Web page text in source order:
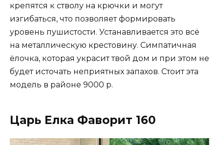
крепятся к стволу на крючки и могут
изгибаться, что позволяет формировать
уровень пушистости. Устанавливается это всё
на металлическую крестовину. Симпатичная
ёлочка, которая украсит твой дом и при этом не
будет источать неприятных запахов. Стоит эта
модель в районе 9000 р.
Царь Елка Фаворит 160